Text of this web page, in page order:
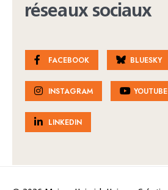
réseaux sociaux
FACEBOOK BLUESKY
INSTAGRAM YOUTUBE
LINKEDIN